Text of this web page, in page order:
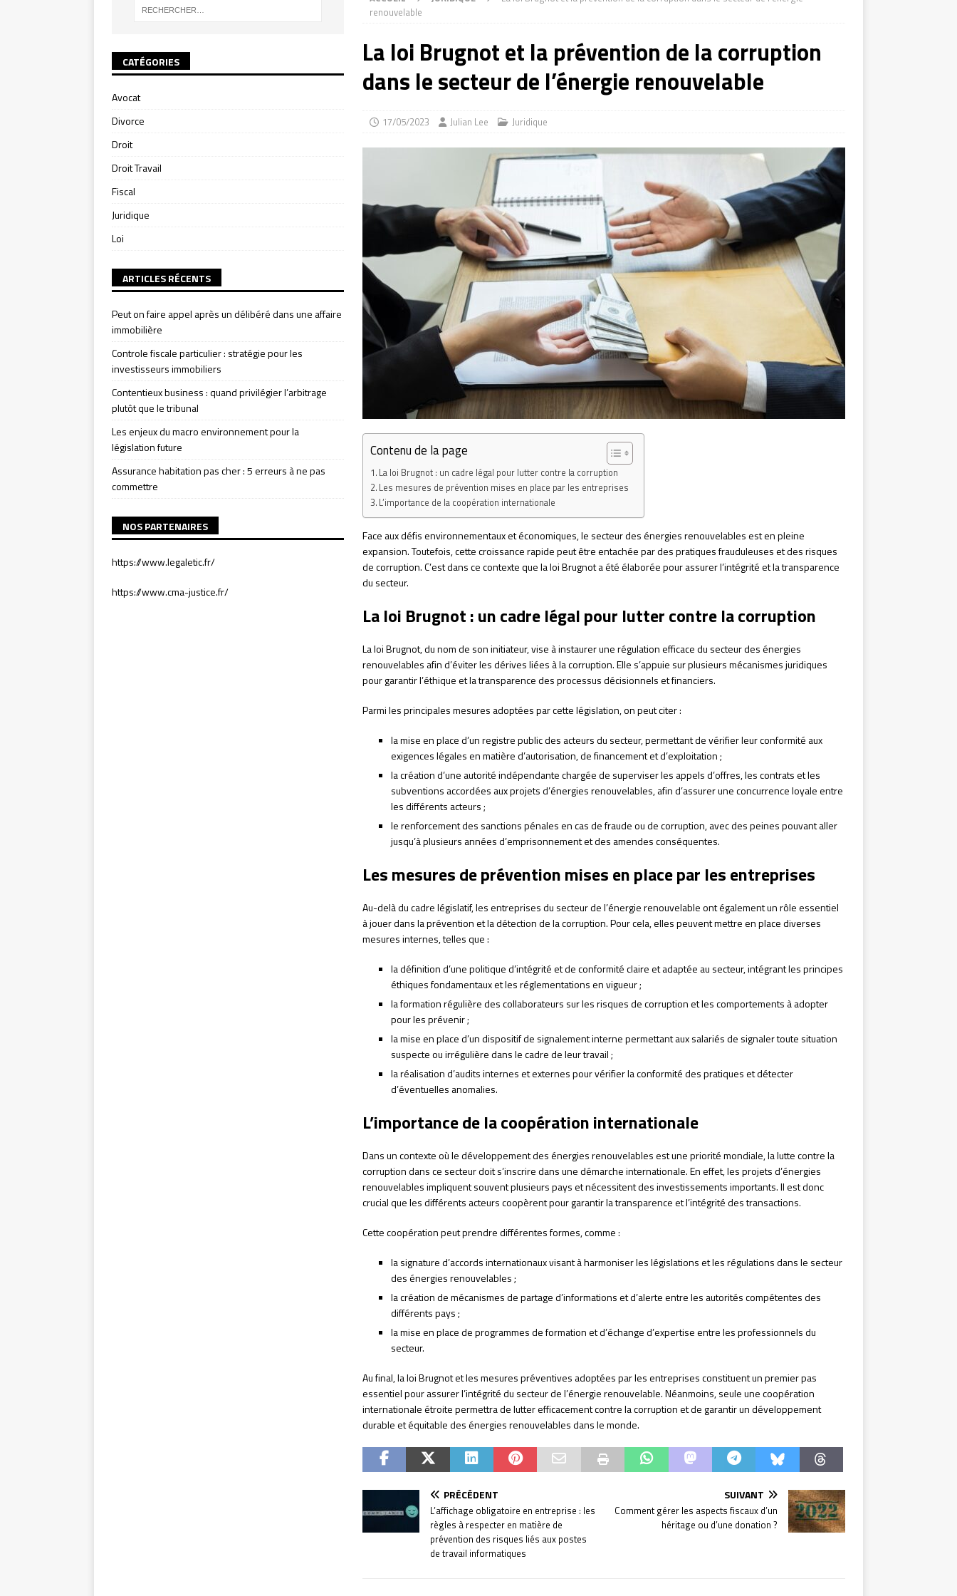
renouvelable
La loi Brugnot et la prévention de la corruption
dans le secteur de l’énergie renouvelable
17/05/2023 Julian Lee Juridique
Contenu de la page
La loi Brugnot : un cadre légal pour lutter contre la corruption
Les mesures de prévention mises en place par les entreprises
L’importance de la coopération internationale
Face aux défis environnementaux et économiques, le secteur des énergies renouvelables est en pleine
expansion. Toutefois, cette croissance rapide peut être entachée par des pratiques frauduleuses et des risques
de corruption. C’est dans ce contexte que la loi Brugnot a été élaborée pour assurer l’intégrité et la transparence
du secteur.
La loi Brugnot : un cadre légal pour lutter contre la corruption
La loi Brugnot, du nom de son initiateur, vise à instaurer une régulation efficace du secteur des énergies
renouvelables afin d’éviter les dérives liées à la corruption. Elle s’appuie sur plusieurs mécanismes juridiques
pour garantir l’éthique et la transparence des processus décisionnels et financiers.
Parmi les principales mesures adoptées par cette législation, on peut citer :
la mise en place d’un registre public des acteurs du secteur, permettant de vérifier leur conformité aux
exigences légales en matière d’autorisation, de financement et d’exploitation ;
la création d’une autorité indépendante chargée de superviser les appels d’offres, les contrats et les
subventions accordées aux projets d’énergies renouvelables, afin d’assurer une concurrence loyale entre
les différents acteurs ;
le renforcement des sanctions pénales en cas de fraude ou de corruption, avec des peines pouvant aller
jusqu’à plusieurs années d’emprisonnement et des amendes conséquentes.
Les mesures de prévention mises en place par les entreprises
Au-delà du cadre législatif, les entreprises du secteur de l’énergie renouvelable ont également un rôle essentiel
à jouer dans la prévention et la détection de la corruption. Pour cela, elles peuvent mettre en place diverses
mesures internes, telles que :
la définition d’une politique d’intégrité et de conformité claire et adaptée au secteur, intégrant les principes
éthiques fondamentaux et les réglementations en vigueur ;
la formation régulière des collaborateurs sur les risques de corruption et les comportements à adopter
pour les prévenir ;
la mise en place d’un dispositif de signalement interne permettant aux salariés de signaler toute situation
suspecte ou irrégulière dans le cadre de leur travail ;
la réalisation d’audits internes et externes pour vérifier la conformité des pratiques et détecter
d’éventuelles anomalies.
L’importance de la coopération internationale
Dans un contexte où le développement des énergies renouvelables est une priorité mondiale, la lutte contre la
corruption dans ce secteur doit s’inscrire dans une démarche internationale. En effet, les projets d’énergies
renouvelables impliquent souvent plusieurs pays et nécessitent des investissements importants. Il est donc
crucial que les différents acteurs coopèrent pour garantir la transparence et l’intégrité des transactions.
Cette coopération peut prendre différentes formes, comme :
la signature d’accords internationaux visant à harmoniser les législations et les régulations dans le secteur
des énergies renouvelables ;
la création de mécanismes de partage d’informations et d’alerte entre les autorités compétentes des
différents pays ;
la mise en place de programmes de formation et d’échange d’expertise entre les professionnels du
secteur.
Au final, la loi Brugnot et les mesures préventives adoptées par les entreprises constituent un premier pas
essentiel pour assurer l’intégrité du secteur de l’énergie renouvelable. Néanmoins, seule une coopération
internationale étroite permettra de lutter efficacement contre la corruption et de garantir un développement
durable et équitable des énergies renouvelables dans le monde.
PRÉCÉDENT
L’affichage obligatoire en entreprise : les
règles à respecter en matière de
prévention des risques liés aux postes
de travail informatiques
SUIVANT
Comment gérer les aspects fiscaux d’un
héritage ou d’une donation ?
CATÉGORIES
Avocat
Divorce
Droit
Droit Travail
Fiscal
Juridique
Loi
ARTICLES RÉCENTS
Peut on faire appel après un délibéré dans une affaire
immobilière
Controle fiscale particulier : stratégie pour les
investisseurs immobiliers
Contentieux business : quand privilégier l’arbitrage
plutôt que le tribunal
Les enjeux du macro environnement pour la
législation future
Assurance habitation pas cher : 5 erreurs à ne pas
commettre
NOS PARTENAIRES
https://www.legaletic.fr/
https://www.cma-justice.fr/